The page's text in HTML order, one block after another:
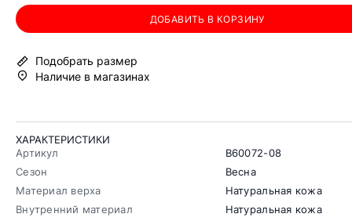
ДОБАВИТЬ В КОРЗИНУ
Подобрать размер
Наличие в магазинах
ХАРАКТЕРИСТИКИ
Артикул
B60072-08
Сезон
Весна
Материал верха
Натуральная кожа
Внутренний материал
Натуральная кожа